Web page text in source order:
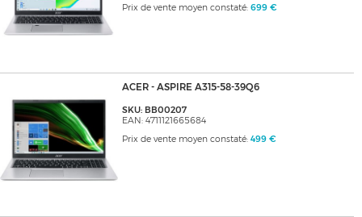
Prix de vente moyen constaté: 699 €
ACER - ASPIRE A315-58-39Q6
SKU: BB00207
EAN: 4711121665684
Prix de vente moyen constaté: 499 €